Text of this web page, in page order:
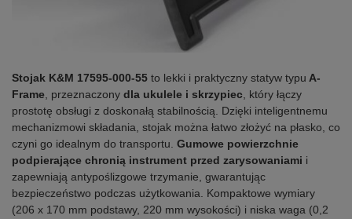
Stojak K&M 17595-000-55 to lekki i praktyczny statyw typu A-
Frame , przeznaczony dla ukulele i skrzypiec , który łączy
prostotę obsługi z doskonałą stabilnością. Dzięki inteligentnemu
mechanizmowi składania, stojak można łatwo złożyć na płasko, co
czyni go idealnym do transportu. Gumowe powierzchnie
podpierające chronią instrument przed zarysowaniami i
zapewniają antypoślizgowe trzymanie, gwarantując
bezpieczeństwo podczas użytkowania. Kompaktowe wymiary
(206 x 170 mm podstawy, 220 mm wysokości) i niska waga (0,2